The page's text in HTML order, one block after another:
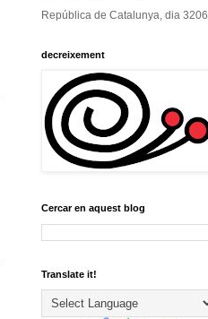
República de Catalunya, dia 3206
decreixement
Cercar en aquest blog
Translate it!